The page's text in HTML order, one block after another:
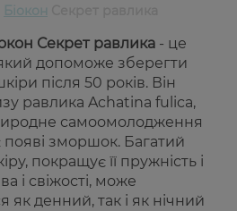
Біокон
Секрет равлика - це
допоможе зберегти
після 50 років. Він
равлика Achatina fulica,
самоомолодження
появі зморшок. Багатий
покращує її пружність і
і свіжості, може
як денний, так і як нічний